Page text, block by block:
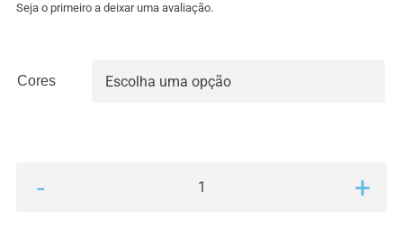
Seja o primeiro a deixar uma avaliação.
Cores